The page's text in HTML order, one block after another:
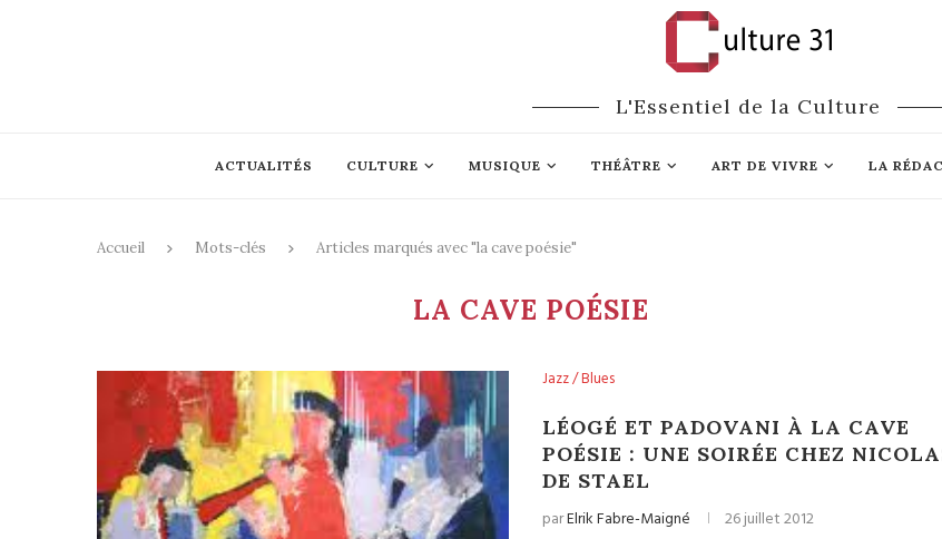
L'Essentiel de la Culture
ACTUALITÉS CULTURE MUSIQUE THÉÂTRE ART DE VIVRE LA
Accueil Mots-clés Articles marqués avec "la cave poésie"
LA CAVE POÉSIE
Jazz / Blues
LÉOGÉ ET PADOVANI À LA CAVE
POÉSIE : UNE SOIRÉE CHEZ
DE STAEL
parElrik Fabre-Maigné 26 juillet 2012